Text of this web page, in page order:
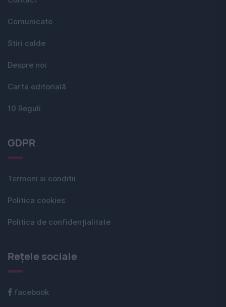
Comunicate
Stiri calde
Despre noi
Carta editorială
10 Reguli
GDPR
Termeni si conditii
Politica cookies
Politica de confidențialitate
Rețele sociale
facebook